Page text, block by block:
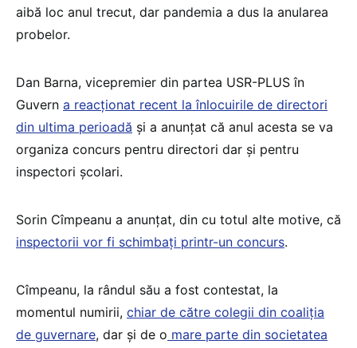
aibă loc anul trecut, dar pandemia a dus la anularea
probelor.
Dan Barna, vicepremier din partea USR-PLUS în
Guvern a reacționat recent la înlocuirile de directori
din ultima perioadă și a anunțat că anul acesta se va
organiza concurs pentru directori dar și pentru
inspectori școlari.
Sorin Cîmpeanu a anunțat, din cu totul alte motive, că
inspectorii vor fi schimbați printr-un concurs.
Cîmpeanu, la rândul său a fost contestat, la
momentul numirii, chiar de către colegii din coaliția
de guvernare, dar și de o mare parte din societatea